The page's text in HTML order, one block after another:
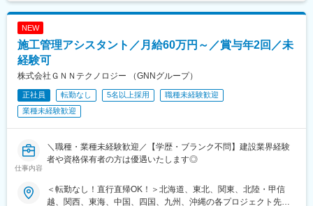
ス駅、新千葉駅、京成稲毛駅、新八柱駅、大宮駅(埼玉県)、南浦和
駅、さいたま新都心駅、北浦和駅、浦和駅、和光市駅、西川口
駅、東川口駅、朝霞駅、新越谷駅、川越駅、志木駅、所沢駅、草
加駅、大阪難波駅、淀屋橋駅、渡辺橋駅、沢ノ町駅、我孫子町
駅、平林駅(大阪府)、中ふ頭駅、西大橋駅、肥後橋駅、阿波座駅、
北浜駅(大阪府)、なんば駅(南海線)、天満橋駅、長堀橋駅、谷町六
丁目駅、心斎橋駅、松屋町駅、堺筋本町駅、門真南駅、横堤駅、
(大阪府・阪急線)、なにわ橋駅、天満駅、中津駅(地下鉄)、中崎町
駅、扇町駅(大阪府)、西梅田駅、大阪梅田駅(阪神線)、矢場町駅、
左京山駅、武蔵小杉駅、目黒駅、秋葉原駅、新橋駅、東京駅、町
田駅、大手町駅(東京都)、中野駅(東京都)、大門駅(東京都)、西日
NEW
施工管理アシスタント／月給60万円～／賞与年2回／未
経験可
株式会社ＧＮＮテクノロジー （GNNグループ）
正社員 転勤なし 5名以上採用
職種未経験歓迎
業種未経験歓迎
仕事内容
＼職種・業種未経験歓迎／【学歴・ブランク不問】建設業界経験
者や資格保有者の方は優遇いたします◎
＜転勤なし！直行直帰OK！＞北海道、東北、関東、北陸・甲信
越、関西、東海、中国、四国、九州、沖縄の各プロジェクト先★